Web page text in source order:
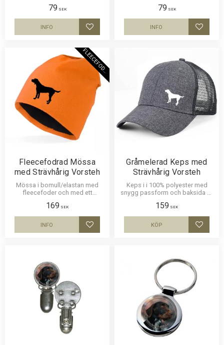
storlekar 10 cm och 15 cm i
diameter.
79 SEK
Lägg till i favoriter
INFO
storlekar 10 cm och 15 cm i
diameter.
79 SEK
Lägg
INFO
Fleecefodrad Mössa
med Strävhårig Vorsteh
Mössa i bomull/elastan med
fleecefoder och med ett
Vorsteh. Mössan finns i flera
färger.
169 SEK
F
L
E
E
C
E
F
O
D
E
R
Lägg till i favoriter
INFO
Gråmelerad Keps med
Strävhårig Vorsteh
Keps i i 100% polyester med
snygg passform och baksida av
Strävhårig Vorsteh. Luftig och
skön keps.
159 SEK
Lägg
KÖP